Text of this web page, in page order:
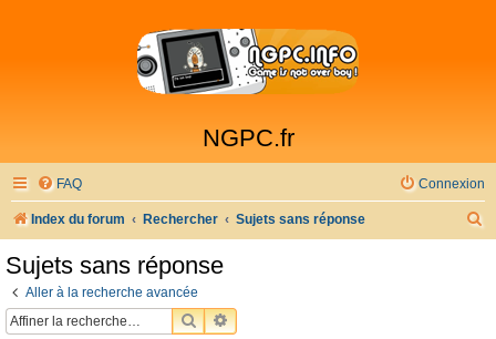
NGPC.fr
FAQ Connexion
Index du forum Rechercher Sujets sans réponse
Sujets sans réponse
Aller à la recherche avancée
RECHERCHER
RECHERCHE AVANCÉE